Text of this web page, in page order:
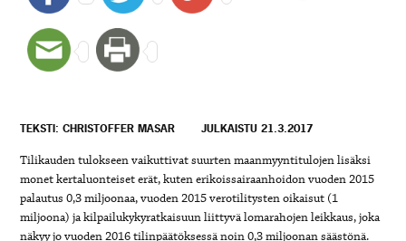
TEKSTI: CHRISTOFFER MASAR JULKAISTU 21.3.2017
Tilikauden tulokseen vaikuttivat suurten maanmyyntitulojen lisäksi
monet kertaluonteiset erät, kuten erikoissairaanhoidon vuoden 2015
palautus 0,3 miljoonaa, vuoden 2015 verotilitysten oikaisut (1
miljoona) ja kilpailukykyratkaisuun liittyvä lomarahojen leikkaus, joka
näkyy jo vuoden 2016 tilinpäätöksessä noin 0,3 miljoonan säästönä.